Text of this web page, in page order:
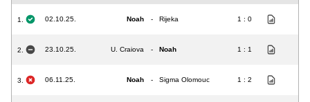
1. 02.10.25. Noah - Rijeka 1 : 0
2. 23.10.25. U. Craiova - Noah 1 : 1
3. 06.11.25. Noah - Sigma Olomouc 1 : 2